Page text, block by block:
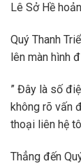
Lê Sở Hề
Quý Thanh
lên màn hình
” Đây là số
không rõ vấn
thoại liên hệ
Thẳng đến